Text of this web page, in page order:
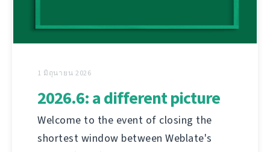
1 มิถุนายน 2026
2026.6: a different picture
Welcome to the event of closing the
shortest window between Weblate's